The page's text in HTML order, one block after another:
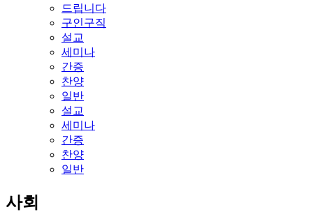
드립니다
구인구직
설교
세미나
간증
찬양
일반
설교
세미나
간증
찬양
일반
사회